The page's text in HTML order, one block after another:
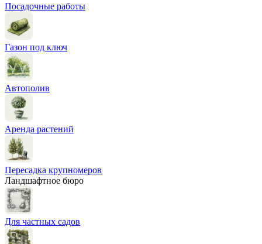
Посадочные работы
Газон под ключ
Автополив
Аренда растений
Пересадка крупномеров
Ландшафтное бюро
Для частных садов